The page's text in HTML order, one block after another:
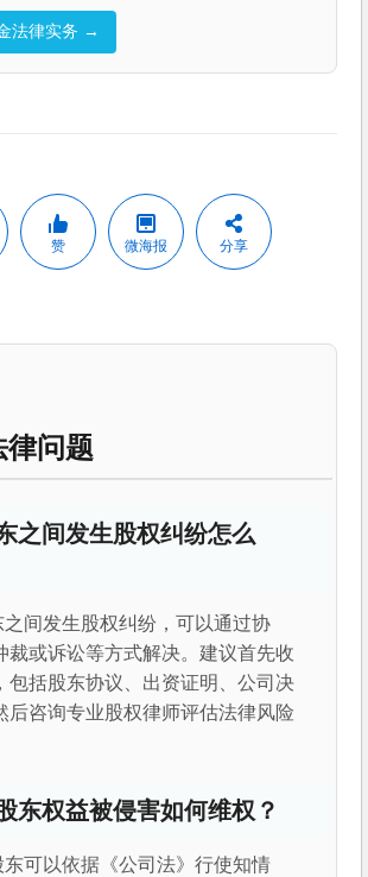
法律实务 →
赞 微海报 分享
律问题
之间发生股权纠纷怎么
之间发生股权纠纷，可以通过协
裁或诉讼等方式解决。建议首先收
包括股东协议、出资证明、公司决
后咨询专业股权律师评估法律风险
东权益被侵害如何维权？
东可以依据《公司法》行使知情